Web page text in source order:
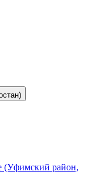
(Уфимский район,